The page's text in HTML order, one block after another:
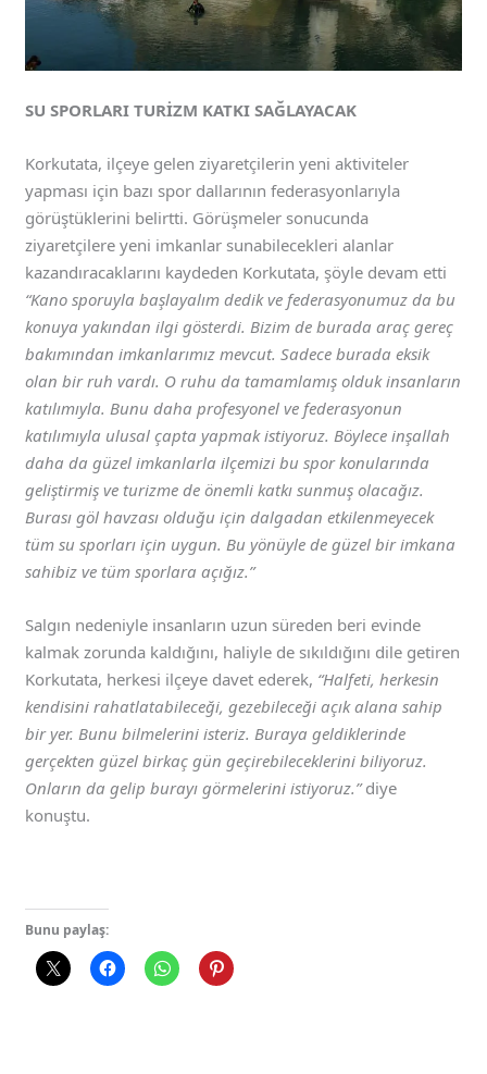
SU SPORLARI TURİZM KATKI SAĞLAYACAK
Korkutata, ilçeye gelen ziyaretçilerin yeni aktiviteler
yapması için bazı spor dallarının federasyonlarıyla
görüştüklerini belirtti. Görüşmeler sonucunda
ziyaretçilere yeni imkanlar sunabilecekleri alanlar
kazandıracaklarını kaydeden Korkutata, şöyle devam etti
“Kano sporuyla başlayalım dedik ve federasyonumuz da bu
konuya yakından ilgi gösterdi. Bizim de burada araç gereç
bakımından imkanlarımız mevcut. Sadece burada eksik
olan bir ruh vardı. O ruhu da tamamlamış olduk insanların
katılımıyla. Bunu daha profesyonel ve federasyonun
katılımıyla ulusal çapta yapmak istiyoruz. Böylece inşallah
daha da güzel imkanlarla ilçemizi bu spor konularında
geliştirmiş ve turizme de önemli katkı sunmuş olacağız.
Burası göl havzası olduğu için dalgadan etkilenmeyecek
tüm su sporları için uygun. Bu yönüyle de güzel bir imkana
sahibiz ve tüm sporlara açığız.”
Salgın nedeniyle insanların uzun süreden beri evinde
kalmak zorunda kaldığını, haliyle de sıkıldığını dile getiren
Korkutata, herkesi ilçeye davet ederek, “Halfeti, herkesin
kendisini rahatlatabileceği, gezebileceği açık alana sahip
bir yer. Bunu bilmelerini isteriz. Buraya geldiklerinde
gerçekten güzel birkaç gün geçirebileceklerini biliyoruz.
Onların da gelip burayı görmelerini istiyoruz.”diye
konuştu.
Bunu paylaş: